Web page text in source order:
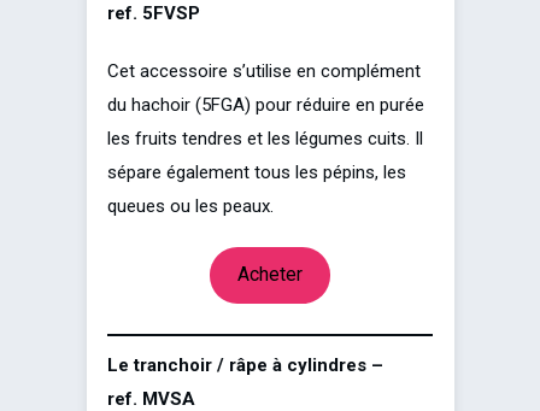
ref. 5FVSP
Cet accessoire s’utilise en complément
du hachoir (5FGA) pour réduire en purée
les fruits tendres et les légumes cuits. Il
sépare également tous les pépins, les
queues ou les peaux.
Acheter
Le tranchoir / râpe à cylindres –
ref. MVSA